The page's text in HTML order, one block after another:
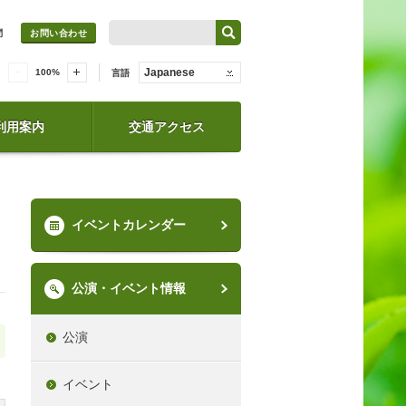
お問い合わせ
100% 言語 Japanese
用案内 交通アクセス
イベントカレンダー
公演・イベント情報
公演
イベント